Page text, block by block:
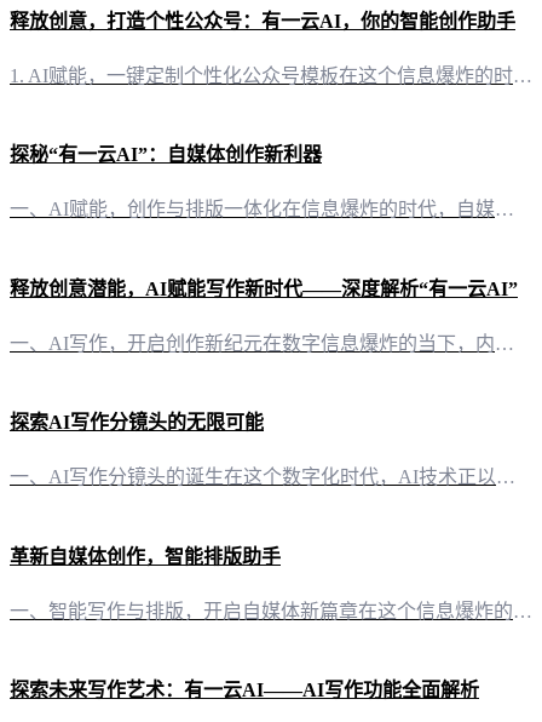
释放创意，打造个性公众号：有一云AI，你的智能创作助手
1. AI赋能，一键定制个性化公众号模板在这个信息爆炸的时代，自媒体的竞争愈发激烈。如何让自己的公众号在众多平台中脱颖而出？有一云AI，你的智能创作助手，为你提供前沿的AI技术服务，让你的公众号设计独具匠心。 2. 千款模板，满足多样化需求“有一云AI”提供包含标题、内容、图文、分隔、引导五大类数千款装修皮肤可供使用。无论是简约大气，还是活泼可爱，你都能在这里找到最适合你公众号风格的模板。 3.
探秘“有一云AI”：自媒体创作新利器
一、AI赋能，创作与排版一体化在信息爆炸的时代，自媒体创作者面临着巨大的内容创作压力。而“有一云AI”的出现，无疑为众多创作者带来了福音。这款创新型AI智能写作+排版软件，以其强大的功能，为自媒体创作者提供了一站式的内容解决方案。 二、排版之美，千款皮肤随心搭配内容排版是吸引读者的重要因素之一。在“有一云AI”中，你将发现包含标题、内容、图文、分隔、引导五大类的数千款装修皮肤，这些皮肤设计精美，
释放创意潜能，AI赋能写作新时代——深度解析“有一云AI”
一、AI写作，开启创作新纪元在数字信息爆炸的当下，内容创作已成为每个自媒体创作者的必备技能。然而，面对日复一日的创作压力，如何保持创意的持续输出，成为了许多创作者的难题。“有一云AI”正是为了解决这一痛点而生，它以AI技术为核心，为自媒体创作者提供了一站式的智能写作与排版服务。 二、排版之美，千款皮肤随心换在内容展示方面，“有一云AI”独具匠心。它提供了包含标题、内容、图文、分隔、引导等五大类的
探索AI写作分镜头的无限可能
一、AI写作分镜头的诞生在这个数字化时代，AI技术正以前所未有的速度改变着我们的生活。其中，AI写作分镜头作为一种新兴的创作工具，正逐渐受到广大创作者的青睐。它不仅简化了创作流程，更在内容创作领域带来了革命性的变革。 二、AI写作分镜头的优势 1. 创作效率的提升AI写作分镜头通过智能化算法，能够快速生成分镜头脚本，极大地提高了创作效率。创作者只需输入相关描述，AI便能在短时间内生成丰富的分镜头
革新自媒体创作，智能排版助手
一、智能写作与排版，开启自媒体新篇章在这个信息爆炸的时代，自媒体创作者们面临着巨大的挑战和机遇。有一云AI应运而生，以创新的力量，为自媒体创作者们提供了一站式的AI技术服务。 二、排版之美，尽在有一云AI在内容排版方面，有一云AI以其独特的魅力，为创作者们提供了数千款装修皮肤。这些皮肤涵盖了标题、内容、图文、分隔、引导等五大类，让每一篇文章都如同艺术品，既美观又实用。 三、内容创作，有一云AI助
探索未来写作艺术：有一云AI——AI写作功能全面解析